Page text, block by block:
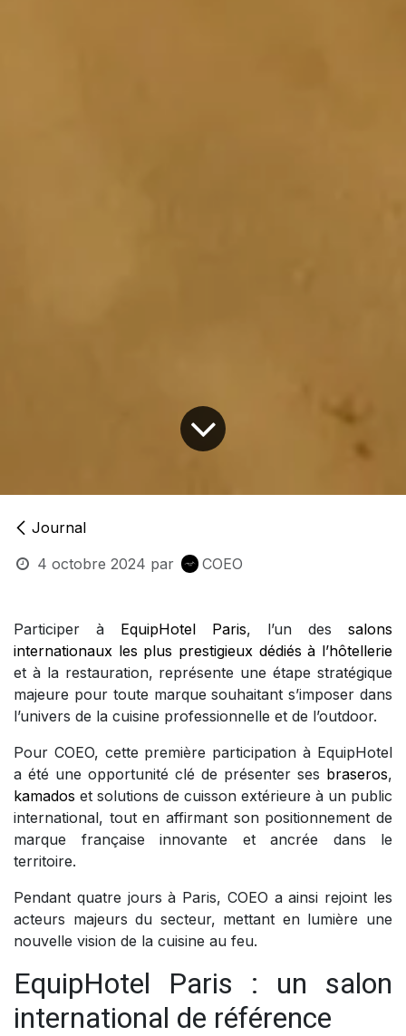
Journal
4 octobre 2024 par COEO
Participer à EquipHotel Paris, l’un des salons
internationaux les plus prestigieux dédiés à l’hôtellerie
et à la restauration, représente une étape stratégique
majeure pour toute marque souhaitant s’imposer dans
l’univers de la cuisine professionnelle et de l’outdoor.
Pour COEO, cette première participation à EquipHotel
a été une opportunité clé de présenter ses braseros,
kamados et solutions de cuisson extérieure à un public
international, tout en affirmant son positionnement de
marque française innovante et ancrée dans le
territoire.
Pendant quatre jours à Paris, COEO a ainsi rejoint les
acteurs majeurs du secteur, mettant en lumière une
nouvelle vision de la cuisine au feu.
EquipHotel Paris : un salon
international de référence